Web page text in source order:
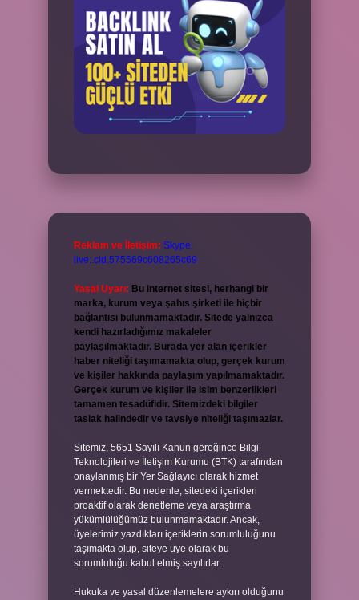
Reklam ve İletişim: Skype:
live:.cid.575569c608265c69
Yasal Uyarı: Bu internet sitesi, herhangi bir
marka, kurum veya şahıs şirketi ile hiçbir
bağlantısı bulunmamaktadır. Sitede yalnızca
kendi hazırladığımız makaleler
paylaşılmaktadır. Burada yer alan içerikler
haber niteliği taşımamakta olup, gerçek kurum
ve kişiler hakkında paylaşım yapılmamaktadır.
Gerçek kurum ve kişiler ile isim benzerlikleri
tamamen tesadüfidir. Sitemizdeki bilgiler
taslak halindedir ve tavsiye niteliği taşımazlar.
Sitemiz, 5651 Sayılı Kanun gereğince Bilgi
Teknolojileri ve İletişim Kurumu (BTK) tarafından
onaylanmış bir Yer Sağlayıcı olarak hizmet
vermektedir. Bu nedenle, sitedeki içerikleri
proaktif olarak denetleme veya araştırma
yükümlülüğümüz bulunmamaktadır. Ancak,
üyelerimiz yazdıkları içeriklerin sorumluluğunu
taşımakta olup, siteye üye olarak bu
sorumluluğu kabul etmiş sayılırlar.
Hukuka ve yasal düzenlemelere aykırı olduğunu